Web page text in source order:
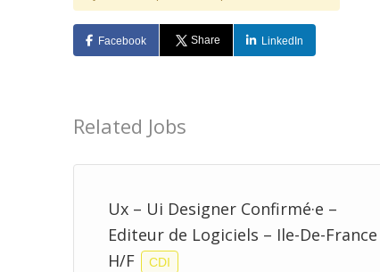
Facebook Share LinkedIn
Related Jobs
Ux – Ui Designer Confirmé·e –
Editeur de Logiciels – Ile-De-France
H/F
CDI